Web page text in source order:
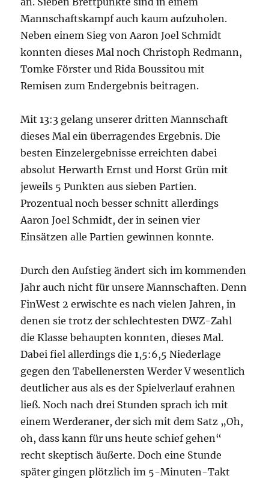
Mannschaftskampf auch kaum aufzuholen.
Neben einem Sieg von Aaron Joel Schmidt
konnten dieses Mal noch Christoph Redmann,
Tomke Förster und Rida Boussitou mit
Remisen zum Endergebnis beitragen.
Mit 13:3 gelang unserer dritten Mannschaft
dieses Mal ein überragendes Ergebnis. Die
besten Einzelergebnisse erreichten dabei
absolut Herwarth Ernst und Horst Grün mit
jeweils 5 Punkten aus sieben Partien.
Prozentual noch besser schnitt allerdings
Aaron Joel Schmidt, der in seinen vier
Einsätzen alle Partien gewinnen konnte.
Durch den Aufstieg ändert sich im kommenden
Jahr auch nicht für unsere Mannschaften. Denn
FinWest 2 erwischte es nach vielen Jahren, in
denen sie trotz der schlechtesten DWZ-Zahl
die Klasse behaupten konnten, dieses Mal.
Dabei fiel allerdings die 1,5:6,5 Niederlage
gegen den Tabellenersten Werder V wesentlich
deutlicher aus als es der Spielverlauf erahnen
ließ. Noch nach drei Stunden sprach ich mit
einem Werderaner, der sich mit dem Satz „Oh,
oh, dass kann für uns heute schief gehen“
recht skeptisch äußerte. Doch eine Stunde
später gingen plötzlich im 5-Minuten-Takt